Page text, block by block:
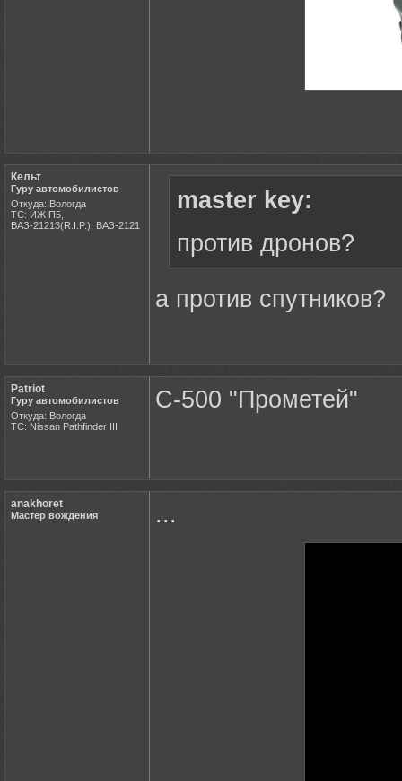
Кельт
Гуру автомобилистов
Откуда: Вологда
ТС: ИЖ П5,
ВАЗ-21213(R.I.P.), ВАЗ-2121
master key:
против дронов?
а против спутников?
Patriot
Гуру автомобилистов
Откуда: Вологда
ТС: Nissan Pathfinder III
С-500 "Прометей"
anakhoret
Мастер вождения ...